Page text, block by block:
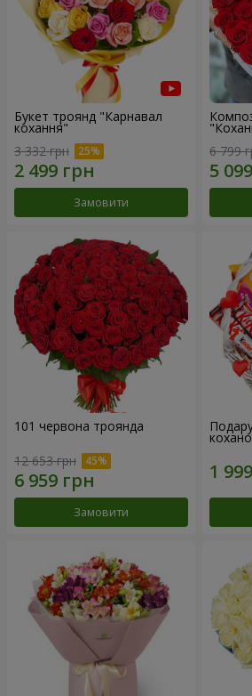
Букет троянд "Карнавал
кохання"
3 332 грн
Замовити
6 799
101 червона троянда
12 653 грн
Замовити